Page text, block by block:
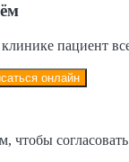
пациент
онлайн